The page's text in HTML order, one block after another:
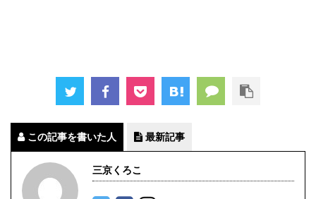
この記事を書いた人 最新記事
三京くろこ